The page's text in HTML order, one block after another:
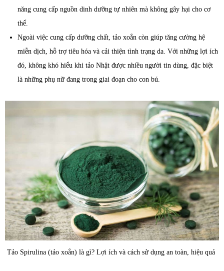
năng cung cấp nguồn dinh dưỡng tự nhiên mà không gây hại cho cơ
thể.
Ngoài việc cung cấp dưỡng chất, tảo xoắn còn giúp tăng cường hệ
miễn dịch, hỗ trợ tiêu hóa và cải thiện tình trạng da. Với những lợi ích
đó, không khó hiểu khi tảo Nhật được nhiều người tin dùng, đặc biệt
là những phụ nữ đang trong giai đoạn cho con bú.
Tảo Spirulina (tảo xoắn) là gì? Lợi ích và cách sử dụng an toàn, hiệu quả